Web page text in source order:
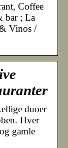
Coffee
bar ; La
Vinos /
duoer
Hver
gamle